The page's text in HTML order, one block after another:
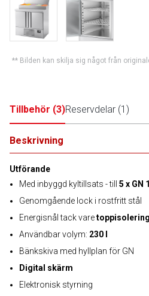
** Bilden kan skilja sig något från
Tillbehör (3)Reservdelar (1 )
Beskrivning
Utförande
Med inbyggd kyltillsats - till
5 x GN
Genomgående lock i rostfritt stål
Energisnål tack varetoppisolering
Användbar volym: 230 l
Bänkskiva med hyllplan för GN
Digital skärm
Elektronisk styrning